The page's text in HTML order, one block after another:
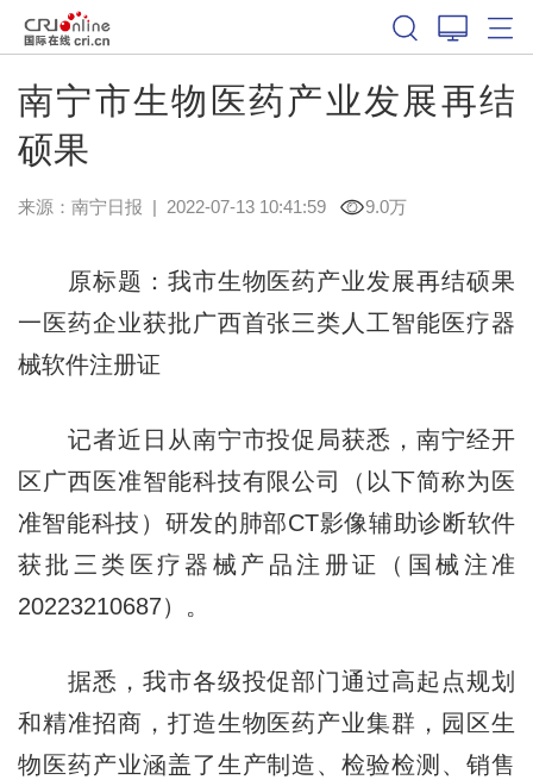
南宁市生物医药产业发展再结
硕果
来源： 南宁日报 | 2022-07-13 10:41:59 9.0万
原标题：我市生物医药产业发展再结硕果
一医药企业获批广西首张三类人工智能医疗器
械软件注册证
记者近日从南宁市投促局获悉，南宁经开
区广西医准智能科技有限公司（以下简称为医
准智能科技）研发的肺部CT影像辅助诊断软件
获批三类医疗器械产品注册证（国械注准
20223210687）。
据悉，我市各级投促部门通过高起点规划
和精准招商，打造生物医药产业集群，园区生
物医药产业涵盖了生产制造、检验检测、销售